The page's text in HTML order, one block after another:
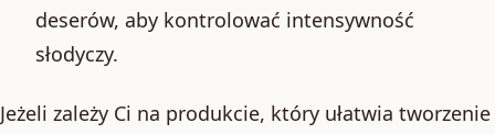
deserów, aby kontrolować intensywność
słodyczy.
Jeżeli zależy Ci na produkcie, który ułatwia tworzenie